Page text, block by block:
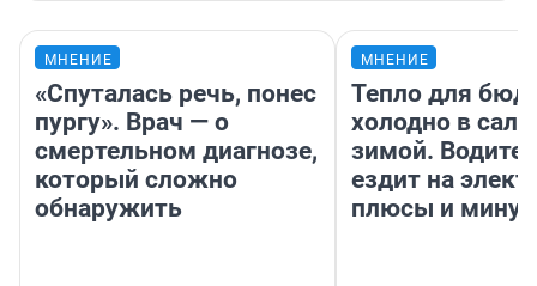
МНЕНИЕ
«Спуталась речь, понес
пургу». Врач — о
смертельном диагнозе,
который сложно
обнаружить
МНЕНИЕ
Тепло для
холодно в
зимой.
ездит на
плюсы и